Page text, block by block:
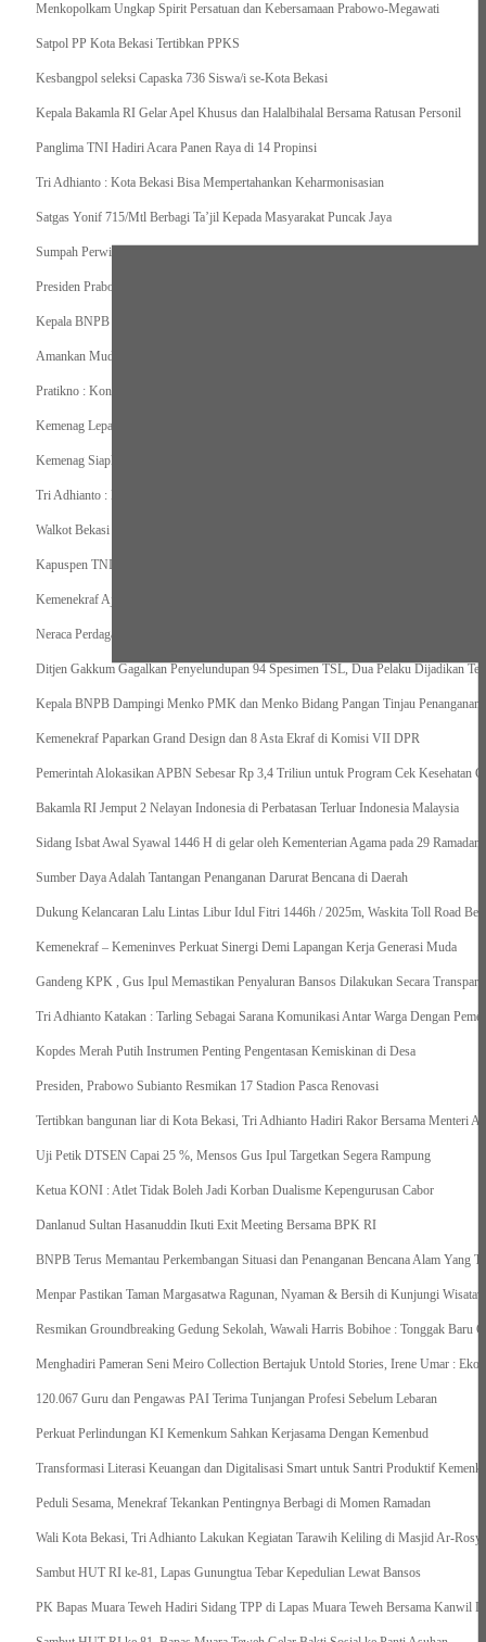
Menkopolkam Ungkap Spirit Persatuan dan Kebersamaan Prabowo-Megawati
Satpol PP Kota Bekasi Tertibkan PPKS
Kesbangpol seleksi Capaska 736 Siswa/i se-Kota Bekasi
Kepala Bakamla RI Gelar Apel Khusus dan Halalbihalal Bersama Ratusan Personil
Panglima TNI Hadiri Acara Panen Raya di 14 Propinsi
Tri Adhianto : Kota Bekasi Bisa Mempertahankan Keharmonisasian
Satgas Yonif 715/Mtl Berbagi Ta’jil Kepada Masyarakat Puncak Jaya
Sumpah Perwira Sebagai Janji Suci Pegangan Seumur Hidup
Presiden Prabowo Serahkan Zakat kepada BAZNAS di Istana Negara
Kepala BNPB Himbau Pemda Waspada Potensi Bencana Saat Lebaran
Amankan Mudik, Panglima TNI Kerahkan 66714 Personel Dan Alutsista
Pratikno : Kondisi Keamanan di Yahukimo Terkendali, Layanan Pendidikan dan
Kemenag Lepas Ratusan Peserta Program Mudik Gratis 1446 H/2025M
Kemenag Siapkan 6.180 Posko Masjid Ramah Mudik Lebaran 2025
Tri Adhianto : Barang Kadaluarsa Segera di Kembalikan
Walkot Bekasi Periksa Kesesuaian Takaran SPBU Saat Mudik Lebaran 2025
Kapuspen TNI : Media dan Pemangku Kepentingan Bersatu Wujudkan Mudik Aman
Kemenekraf Ajak Kabinet Merah Putih Nobar Film Animasi Jumbo
Neraca Perdagangan Indonesia Surplus 58 Bulan Berturut-turut
Ditjen Gakkum Gagalkan Penyelundupan 94 Spesimen TSL, Dua Pelaku Dijadikan
Kepala BNPB Dampingi Menko PMK dan Menko Bidang Pangan Tinjau Penanganan
Kemenekraf Paparkan Grand Design dan 8 Asta Ekraf di Komisi VII DPR
Pemerintah Alokasikan APBN Sebesar Rp 3,4 Triliun untuk Program Cek Kesehatan
Bakamla RI Jemput 2 Nelayan Indonesia di Perbatasan Terluar Indonesia Malaysia
Sidang Isbat Awal Syawal 1446 H di gelar oleh Kementerian Agama pada 29 Ramadan
Sumber Daya Adalah Tantangan Penanganan Darurat Bencana di Daerah
Dukung Kelancaran Lalu Lintas Libur Idul Fitri 1446h / 2025m, Waskita Toll Road
Kemenekraf – Kemeninves Perkuat Sinergi Demi Lapangan Kerja Generasi Muda
Gandeng KPK , Gus Ipul Memastikan Penyaluran Bansos Dilakukan Secara Transparan
Tri Adhianto Katakan : Tarling Sebagai Sarana Komunikasi Antar Warga Dengan
Kopdes Merah Putih Instrumen Penting Pengentasan Kemiskinan di Desa
Presiden, Prabowo Subianto Resmikan 17 Stadion Pasca Renovasi
Tertibkan bangunan liar di Kota Bekasi, Tri Adhianto Hadiri Rakor Bersama Menteri
Uji Petik DTSEN Capai 25 %, Mensos Gus Ipul Targetkan Segera Rampung
Ketua KONI : Atlet Tidak Boleh Jadi Korban Dualisme Kepengurusan Cabor
Danlanud Sultan Hasanuddin Ikuti Exit Meeting Bersama BPK RI
BNPB Terus Memantau Perkembangan Situasi dan Penanganan Bencana Alam Yang
Menpar Pastikan Taman Margasatwa Ragunan, Nyaman & Bersih di Kunjungi
Resmikan Groundbreaking Gedung Sekolah, Wawali Harris Bobihoe : Tonggak Baru
Menghadiri Pameran Seni Meiro Collection Bertajuk Untold Stories, Irene Umar :
120.067 Guru dan Pengawas PAI Terima Tunjangan Profesi Sebelum Lebaran
Perkuat Perlindungan KI Kemenkum Sahkan Kerjasama Dengan Kemenbud
Transformasi Literasi Keuangan dan Digitalisasi Smart untuk Santri Produktif
Peduli Sesama, Menekraf Tekankan Pentingnya Berbagi di Momen Ramadan
Wali Kota Bekasi, Tri Adhianto Lakukan Kegiatan Tarawih Keliling di Masjid Ar-
Sambut HUT RI ke-81, Lapas Gunungtua Tebar Kepedulian Lewat Bansos
‎PK Bapas Muara Teweh Hadiri Sidang TPP di Lapas Muara Teweh Bersama Kanwil